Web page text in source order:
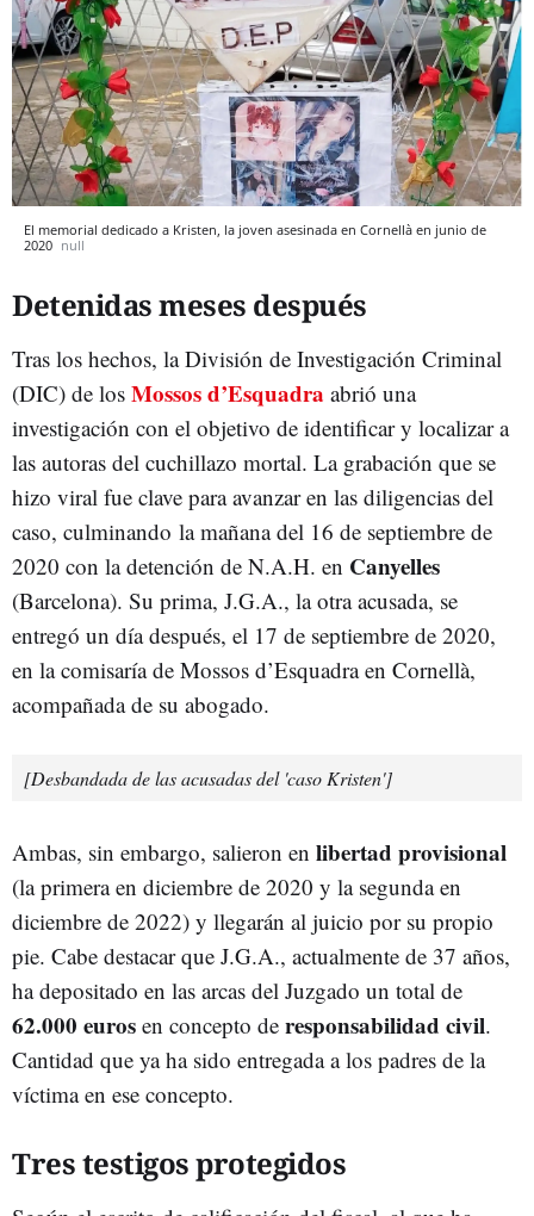
El memorial dedicado a Kristen, la joven asesinada en Cornellà en junio de
2020 null
Detenidas meses después
Tras los hechos, la División de Investigación Criminal
(DIC) de los Mossos d’Esquadra abrió una
investigación con el objetivo de identificar y localizar a
las autoras del cuchillazo mortal. La grabación que se
hizo viral fue clave para avanzar en las diligencias del
caso, culminando la mañana del 16 de septiembre de
2020 con la detención de N.A.H. en Canyelles
(Barcelona). Su prima, J.G.A., la otra acusada, se
entregó un día después, el 17 de septiembre de 2020,
en la comisaría de Mossos d’Esquadra en Cornellà,
acompañada de su abogado.
[Desbandada de las acusadas del 'caso Kristen']
Ambas, sin embargo, salieron en libertad provisional
(la primera en diciembre de 2020 y la segunda en
diciembre de 2022) y llegarán al juicio por su propio
pie. Cabe destacar que J.G.A., actualmente de 37 años,
ha depositado en las arcas del Juzgado un total de
62.000 euros en concepto de responsabilidad civil.
Cantidad que ya ha sido entregada a los padres de la
víctima en ese concepto.
Tres testigos protegidos